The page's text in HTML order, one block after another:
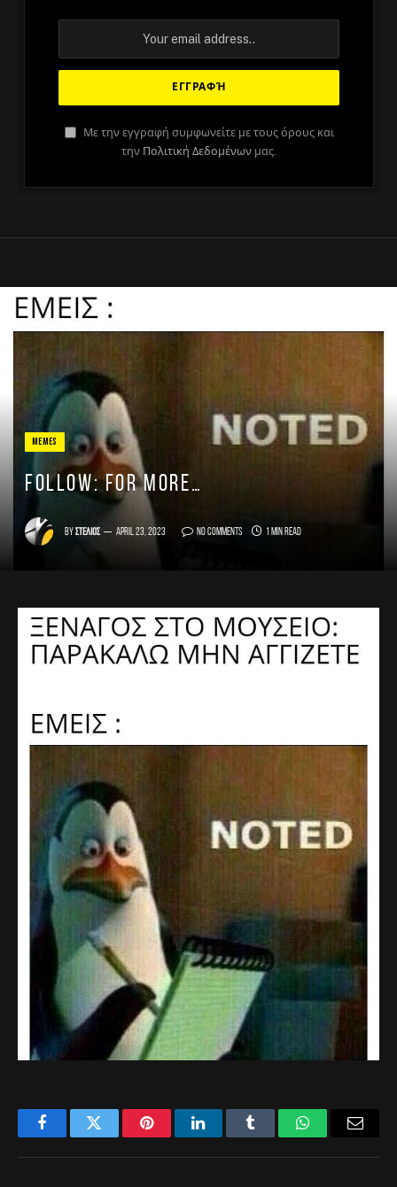
Με την εγγραφή συμφωνείτε με τους όρους και
την Πολιτική Δεδομένων μας.
MEMES
FOLLOW: for more…
By Στέλιος April 23, 2023 No Comments 1 Min Read
FacebookTwitter PinterestLinkedInTumblr WhatsAppEmail